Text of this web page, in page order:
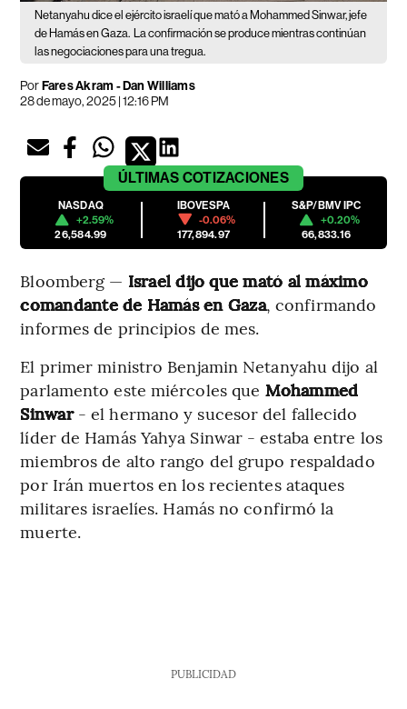
Netanyahu dice el ejército israelí que mató a Mohammed Sinwar, jefe
de Hamás en Gaza.
La confirmación se produce mientras continúan
las negociaciones para una tregua.
PorFares Akram - Dan Williams
28 de mayo, 2025 | 12:16 PM
ÚLTIMAS COTIZACIONES
NASDAQ
+2.59%
26,584.99
IBOVESPA
-0.06%
177,894.97
S&P/BMV IPC
+0.20%
66,833.16
Bloomberg — Israel dijo que mató al máximo
comandante de Hamás en Gaza, confirmando
informes de principios de mes.
El primer ministro Benjamin Netanyahu dijo al
parlamento este miércoles que Mohammed
Sinwar- el hermano y sucesor del fallecido
líder de Hamás Yahya Sinwar - estaba entre los
miembros de alto rango del grupo respaldado
por Irán muertos en los recientes ataques
militares israelíes. Hamás no confirmó la
muerte.
PUBLICIDAD